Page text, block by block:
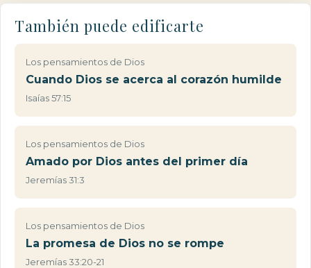
También puede edificarte
Los pensamientos de Dios
Cuando Dios se acerca al corazón humilde
Isaías 57:15
Los pensamientos de Dios
Amado por Dios antes del primer día
Jeremías 31:3
Los pensamientos de Dios
La promesa de Dios no se rompe
Jeremías 33:20-21